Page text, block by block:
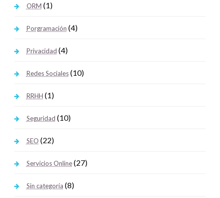
ORM (1)
Porgramación (4)
Privacidad (4)
Redes Sociales(10)
RRHH (1)
Seguridad (10)
SEO (22)
Servicios Online(27)
Sin categoría (8)